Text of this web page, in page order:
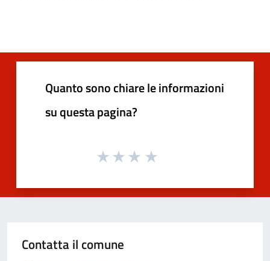
Quanto sono chiare le informazioni
su questa pagina?
Contatta il comune